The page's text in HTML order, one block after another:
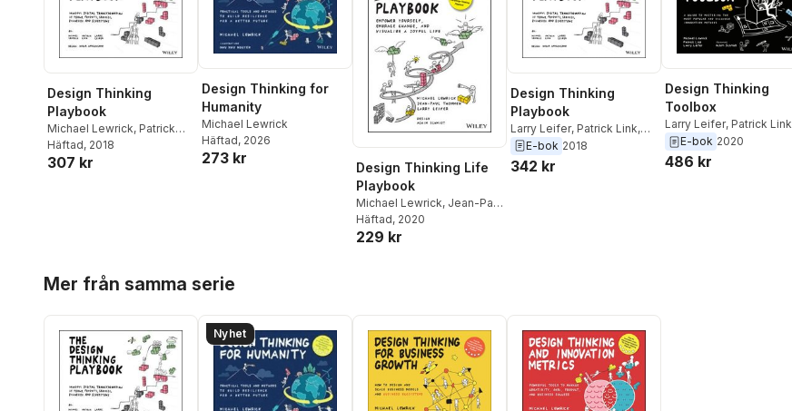
Design Thinking
Playbook
Michael Lewrick, Patrick
Link,Larry Leifer
Häftad, 2018
307 kr
Design Thinking for
Humanity
Michael Lewrick
Häftad, 2026
273 kr
Design Thinking Life
Playbook
Michael Lewrick, Jean-Paul
Thommen,Larry Leifer
Häftad, 2020
229 kr
Design Thinking
Playbook
Larry Leifer, Patrick Link,
Michael Lewrick
E-bok 2018
342 kr
Design Thinking
Toolbox
Larry Leifer, Patrick Link
Michael Lewrick
E-bok 2020
486 kr
Mer från samma serie
Nyhet